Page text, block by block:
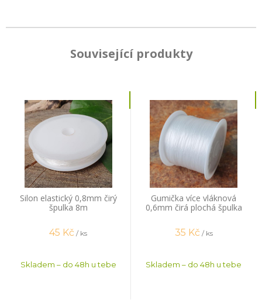
Související produkty
Silon elastický 0,8mm čirý
špulka 8m
45 Kč / ks
Skladem – do 48h u tebe
Gumička více vláknová
0,6mm čirá plochá špulka
44m
35 Kč / ks
Skladem – do 48h u tebe